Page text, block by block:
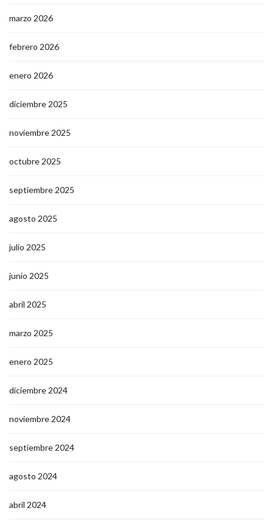
marzo 2026
febrero 2026
enero 2026
diciembre 2025
noviembre 2025
octubre 2025
septiembre 2025
agosto 2025
julio 2025
junio 2025
abril 2025
marzo 2025
enero 2025
diciembre 2024
noviembre 2024
septiembre 2024
agosto 2024
abril 2024